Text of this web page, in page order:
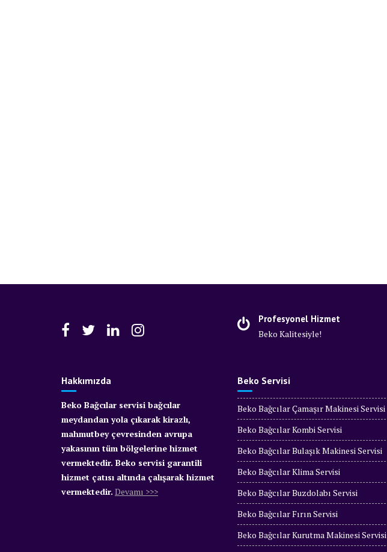
Profesyonel Hizmet
Beko Kalitesiyle!
Hakkımızda
Beko Bağcılar servisi bağcılar
meydandan yola çıkarak kirazlı,
mahmutbey çevresinden avrupa
yakasının tüm bölgelerine hizmet
vermektedir. Beko servisi garantili
hizmet çatısı altında çalışarak hizmet
vermektedir. Devamı >>>
Beko Servisi
Beko Bağcılar Çamaşır Makinesi Servisi
Beko Bağcılar Kombi Servisi
Beko Bağcılar Bulaşık Makinesi Servisi
Beko Bağcılar Klima Servisi
Beko Bağcılar Buzdolabı Servisi
Beko Bağcılar Fırın Servisi
Beko Bağcılar Kurutma Makinesi Servisi